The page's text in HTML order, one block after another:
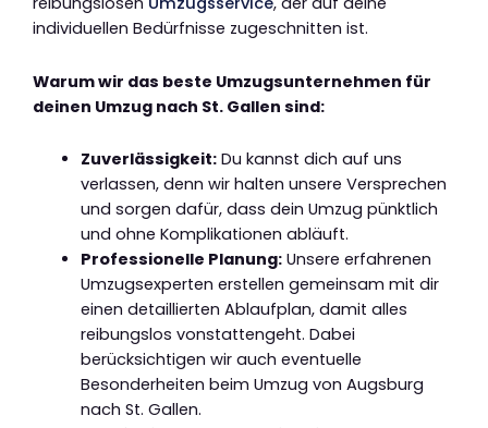
individuellen Bedürfnisse zugeschnitten ist.
Warum wir das beste Umzugsunternehmen für
deinen Umzug nach St. Gallen sind:
Zuverlässigkeit:Du kannst dich auf uns
verlassen, denn wir halten unsere Versprechen
und sorgen dafür, dass dein Umzug pünktlich
und ohne Komplikationen abläuft.
Professionelle Planung:Unsere erfahrenen
Umzugsexperten erstellen gemeinsam mit dir
einen detaillierten Ablaufplan, damit alles
reibungslos vonstattengeht. Dabei
berücksichtigen wir auch eventuelle
Besonderheiten beim Umzug von Augsburg
nach St. Gallen.